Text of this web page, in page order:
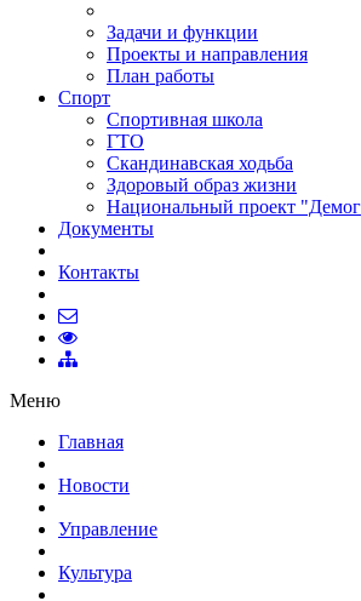
Задачи и функции
Проекты и направления
План работы
Спорт
Спортивная школа
ГТО
Скандинавская ходьба
Здоровый образ жизни
Национальный проект
Документы
Контакты
Меню
Главная
Новости
Управление
Культура